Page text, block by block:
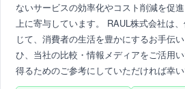
ないサービスの効率化やコスト削減を促
上に寄与しています。 RAUL株式会社は
じて、消費者の生活を豊かにするお手伝
ひ、当社の比較・情報メディアをご活用
得るためのご参考にしていただければ幸い